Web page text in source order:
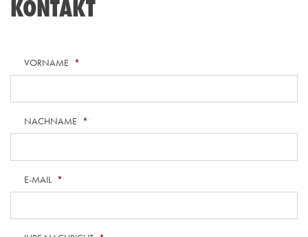
KONTAKT
VORNAME *
NACHNAME *
E-MAIL *